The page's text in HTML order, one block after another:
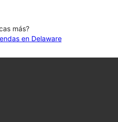
más?
en Delaware